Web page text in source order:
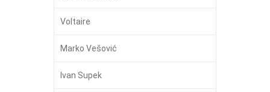
Voltaire
Marko Vešović
Ivan Supek